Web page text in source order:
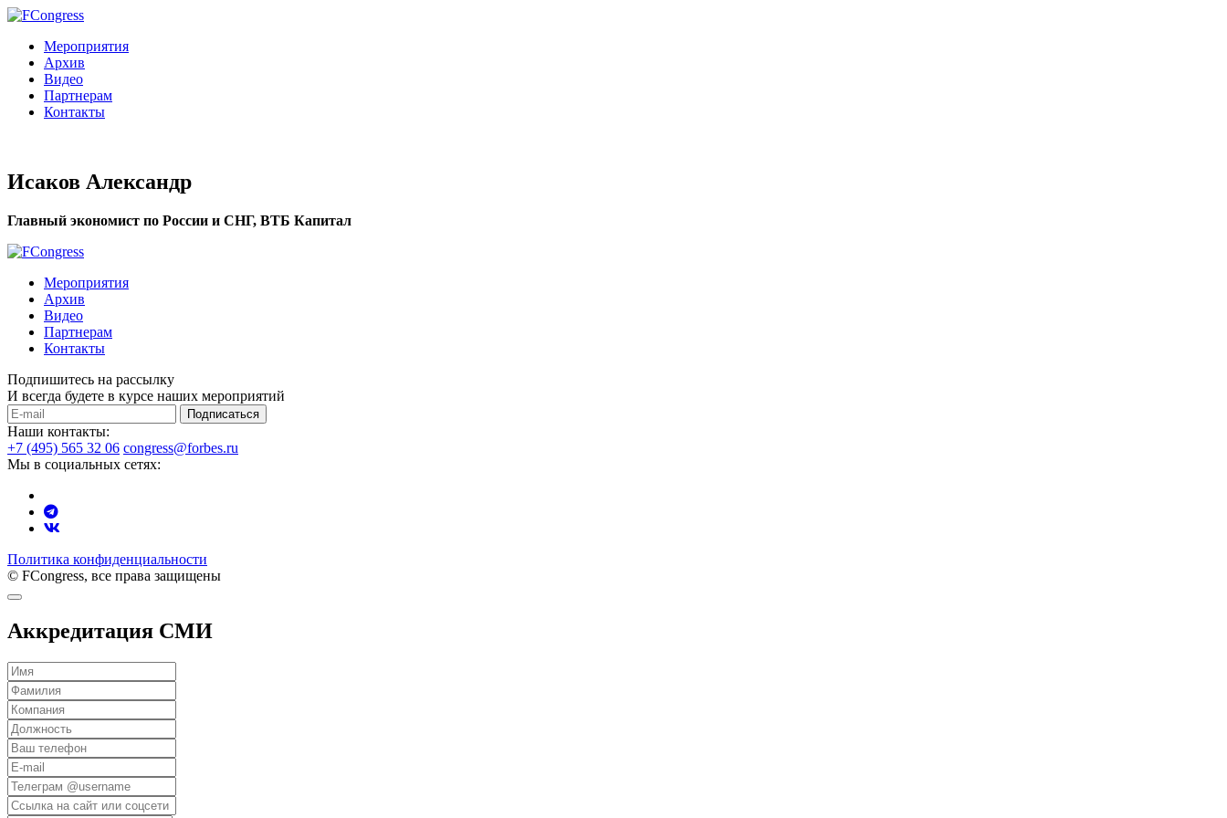
Мероприятия
Архив
Видео
Партнерам
Контакты
Исаков Александр
Главный экономист по России и СНГ, ВТБ Капитал
Мероприятия
Архив
Видео
Партнерам
Контакты
Подпишитесь на рассылку
И всегда будете в курсе наших мероприятий
Подписаться
Наши контакты:
+7 (495) 565 32 06 congress@forbes.ru
Мы в социальных сетях:
Политика конфиденциальности
© FCongress, все права защищены
Аккредитация СМИ